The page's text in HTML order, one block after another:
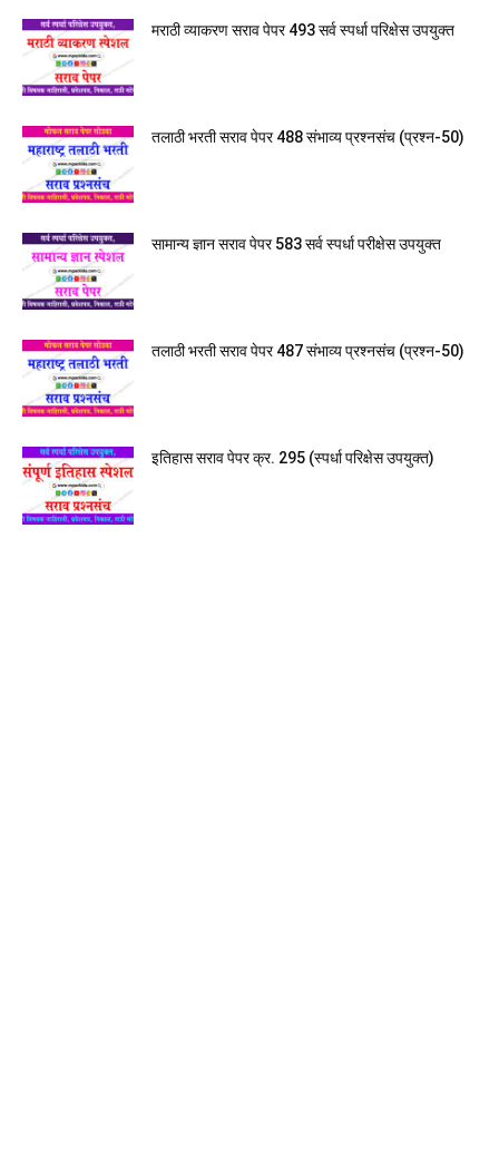
मराठी व्याकरण सराव पेपर 493 सर्व स्पर्धा परिक्षेस उपयुक्त
तलाठी भरती सराव पेपर 488 संभाव्य प्रश्नसंच (प्रश्न-50)
सामान्य ज्ञान सराव पेपर 583 सर्व स्पर्धा परीक्षेस उपयुक्त
तलाठी भरती सराव पेपर 487 संभाव्य प्रश्नसंच (प्रश्न-50)
इतिहास सराव पेपर क्र. 295 (स्पर्धा परिक्षेस उपयुक्त)